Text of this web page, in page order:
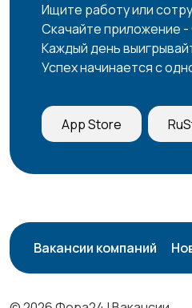
Ищите работу или
Скачайте приложение
Каждый день
Успех начинается с
App Store
Вакансии компаний